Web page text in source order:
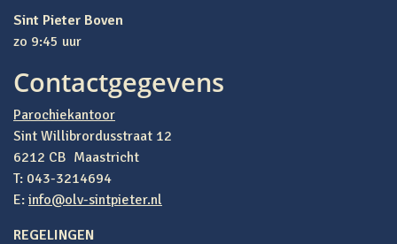
Sint Pieter Boven
zo 9:45 uur
Contactgegevens
Parochiekantoor
Sint Willibrordusstraat 12
6212 CB Maastricht
T: 043-3214694
E: info@olv-sintpieter.nl
REGELINGEN